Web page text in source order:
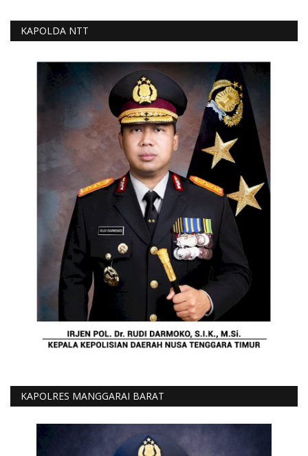
KAPOLDA NTT
KAPOLRES MANGGARAI BARAT